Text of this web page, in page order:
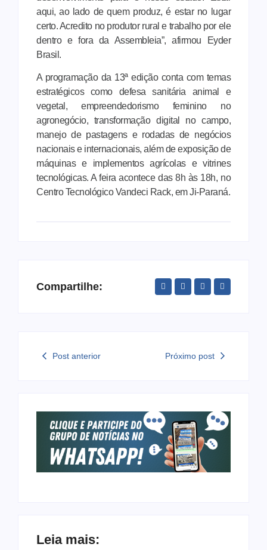
aqui, ao lado de quem produz, é estar no lugar
certo. Acredito no produtor rural e trabalho por ele
dentro e fora da Assembleia”, afirmou Eyder
Brasil.
A programação da 13ª edição conta com temas
estratégicos como defesa sanitária animal e
vegetal, empreendedorismo feminino no
agronegócio, transformação digital no campo,
manejo de pastagens e rodadas de negócios
nacionais e internacionais, além de exposição de
máquinas e implementos agrícolas e vitrines
tecnológicas. A feira acontece das 8h às 18h, no
Centro Tecnológico Vandeci Rack, em Ji-Paraná.
Compartilhe:
Post anterior Próximo post
Leia mais: